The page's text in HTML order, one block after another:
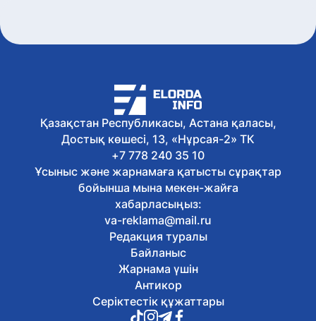
Айгүл Мұқашева: Абайдың адамдық,
Қазіргі уақытта Абайға арналған 17
ғылыми жоба жүзеге асырылып
жатыр – Саясат Нұрбек
Бүгін, 12:27
Бүгін тамыз ҰБТ-сы басталды
Бүгін, 12:08
Астаналық ұстаздар Абай әндерін
орындап, тағылымды челлендж
бастады
Бүгін, 12:07
Екібастұзда қуаты 125 МВт болатын
AI-инфрақұрылым дамып келеді
Бүгін, 12:06
Астанада Абай ескерткішіне зиялы
қауым мен қоғам өкілдері гүл
шоқтарын қойды
Қазақстан Республикасы, Астана қаласы,
Достық көшесі, 13, «Нұрсая-2» ТК
+7 778 240 35 10
Ұсыныс және жарнамаға қатысты сұрақтар
бойынша мына мекен-жайға
хабарласыңыз:
va-reklama@mail.ru
Редакция туралы
Байланыс
Жарнама үшін
Антикор
Серіктестік құжаттары